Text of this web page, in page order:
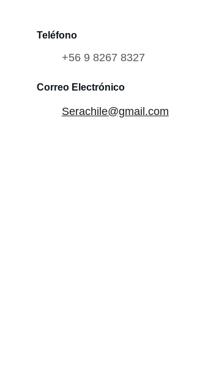
Teléfono
Correo Electrónico
Serachile@gmail.com
+56 9 8267 8327